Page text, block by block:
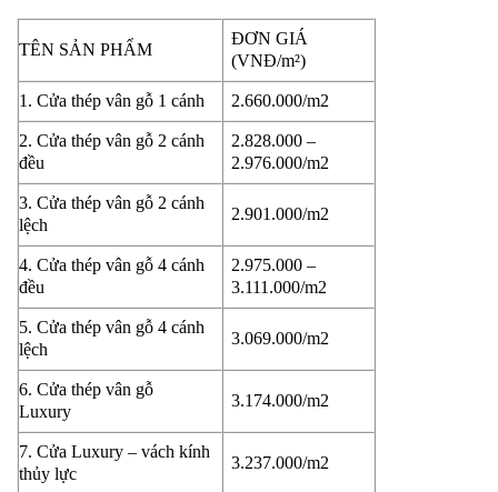
TÊN SẢN PHẨM
ĐƠN GIÁ
(VNĐ/m²)
1. Cửa thép vân gỗ 1 cánh 2.660.000/m2
2. Cửa thép vân gỗ 2 cánh
đều
2.828.000 –
2.976.000/m2
3. Cửa thép vân gỗ 2 cánh
lệch
2.901.000/m2
4. Cửa thép vân gỗ 4 cánh
đều
2.975.000 –
3.111.000/m2
5. Cửa thép vân gỗ 4 cánh
lệch
3.069.000/m2
6. Cửa thép vân gỗ
Luxury
3.174.000/m2
7. Cửa Luxury – vách kính
thủy lực
3.237.000/m2